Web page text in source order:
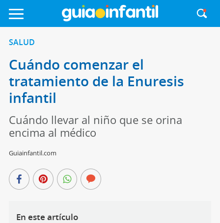
SALUD
Cuándo comenzar el
tratamiento de la Enuresis
infantil
Cuándo llevar al niño que se orina
encima al médico
Guiainfantil.com
En este artículo